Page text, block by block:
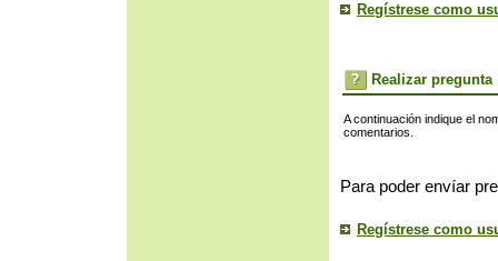
Regístrese como
Realizar pregunta
A continuación indique el
comentarios.
Para poder envíar
Regístrese como